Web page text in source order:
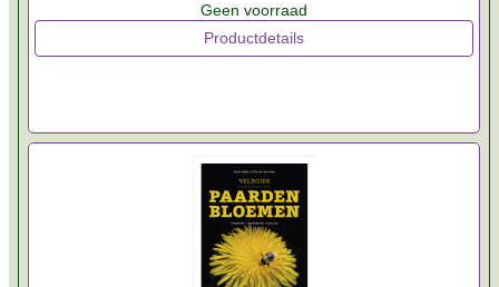
Geen voorraad
Productdetails